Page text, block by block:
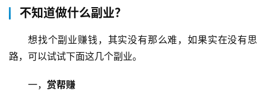
不知道做什么副业？
想找个副业赚钱，其实没有那么难，如果实在没有思
路，可以试试下面这几个副业。
一， 赏帮赚